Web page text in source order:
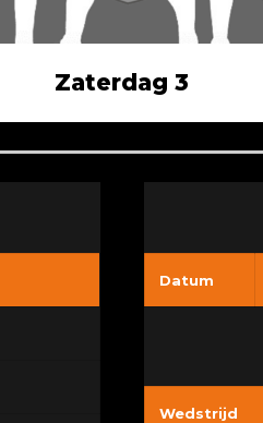
Zaterdag 3
Datum
Wedstrijd